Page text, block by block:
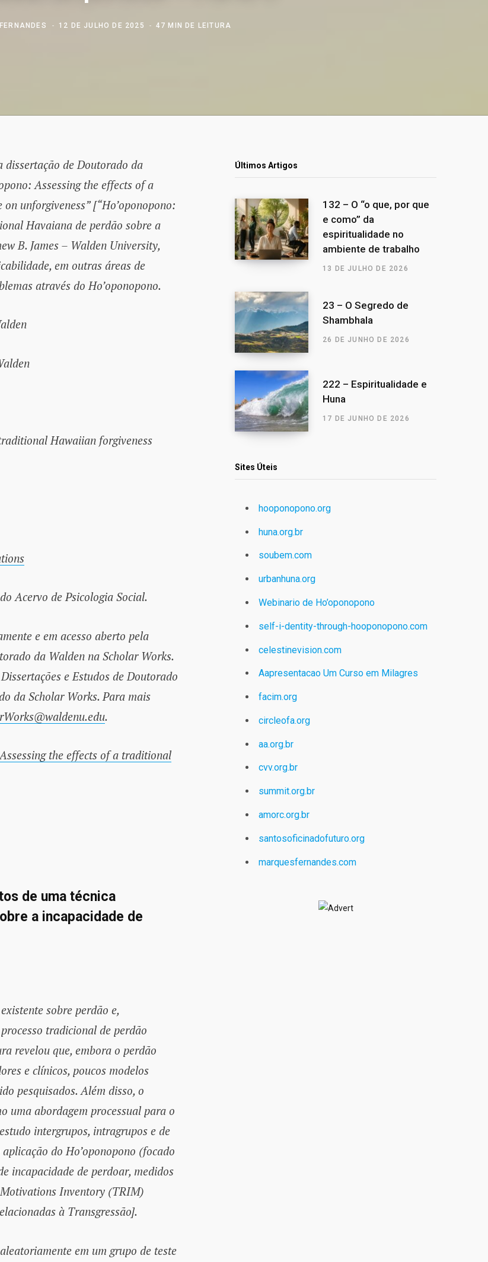
12 DE JULHO DE 2025 47 MIN DE LEITURA
dissertação de Doutorado da
Assessing the effects of a
unforgiveness” [“Ho’oponopono:
Havaiana de perdão sobre a
B. James – Walden University,
em outras áreas de
através do Ho’oponopono.
Hawaiian forgiveness
Acervo de Psicologia Social.
e em acesso aberto pela
da Walden na Scholar Works.
e Estudos de Doutorado
da Scholar Works. Para mais
.
the effects of a traditional
de uma técnica
a incapacidade de
sobre perdão e,
tradicional de perdão
revelou que, embora o perdão
e clínicos, poucos modelos
pesquisados. Além disso, o
uma abordagem processual para o
intergrupos, intragrupos e de
do Ho’oponopono (focado
incapacidade de perdoar, medidos
Inventory (TRIM)
à Transgressão].
em um grupo de teste
Últimos Artigos
132 – O “o que, por que
e como” da
espiritualidade no
ambiente de trabalho
13 DE JULHO DE 2026
23 – O Segredo de
Shambhala
26 DE JUNHO DE 2026
222 – Espiritualidade e
Huna
17 DE JUNHO DE 2026
Sites Úteis
hooponopono.org
huna.org.br
soubem.com
urbanhuna.org
Webinario de Ho’oponopono
self-i-dentity-through-hooponopono.com
celestinevision.com
Aapresentacao Um Curso em Milagres
facim.org
circleofa.org
aa.org.br
cvv.org.br
summit.org.br
amorc.org.br
santosoficinadofuturo.org
marquesfernandes.com